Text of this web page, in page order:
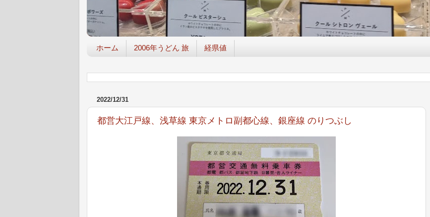
ホーム 2006年うどん 旅 経県値
2022/12/31
都営大江戸線、浅草線 東京メトロ副都心線、銀座線 のりつぶし